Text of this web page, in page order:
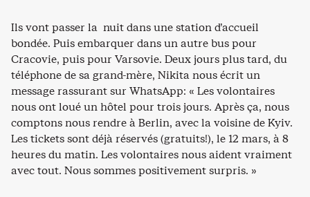
Ils vont passer la nuit dans une station d’accueil
bondée. Puis embarquer dans un autre bus pour
Cracovie, puis pour Varsovie. Deux jours plus tard, du
téléphone de sa grand-mère, Nikita nous écrit un
message rassurant sur WhatsApp: « Les volontaires
nous ont loué un hôtel pour trois jours. Après ça, nous
comptons nous rendre à Berlin, avec la voisine de Kyiv.
Les tickets sont déjà réservés (gratuits!), le 12 mars, à 8
heures du matin. Les volontaires nous aident vraiment
avec tout. Nous sommes positivement surpris. »